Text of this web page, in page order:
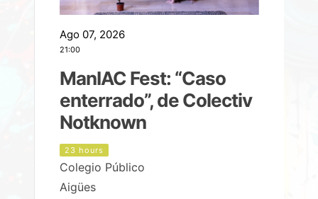
Ago 07, 2026
21:00
ManIAC Fest: “Caso
enterrado”, de Colectiv
Notknown
23 hours
Colegio Público
Aigües